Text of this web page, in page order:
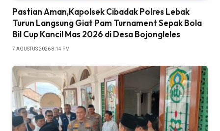
Pastian Aman,Kapolsek Cibadak Polres Lebak
Turun Langsung Giat Pam Turnament Sepak Bola
Bil Cup Kancil Mas 2026 di Desa Bojongleles
7 AGUSTUS 2026 8:14 PM